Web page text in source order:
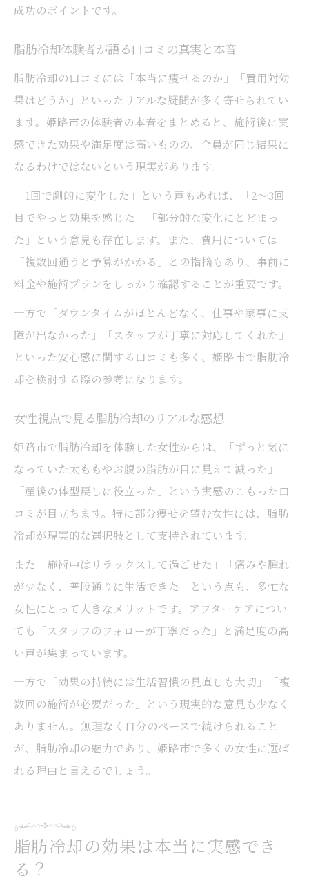
成功のポイントです。
脂肪冷却体験者が語る口コミの真実と本音
脂肪冷却の口コミには「本当に痩せるのか」「費用対効
果はどうか」といったリアルな疑問が多く寄せられてい
ます。姫路市の体験者の本音をまとめると、施術後に実
感できた効果や満足度は高いものの、全員が同じ結果に
なるわけではないという現実があります。
「1回で劇的に変化した」という声もあれば、「2～3回
目でやっと効果を感じた」「部分的な変化にとどまっ
た」という意見も存在します。また、費用については
「複数回通うと予算がかかる」との指摘もあり、事前に
料金や施術プランをしっかり確認することが重要です。
一方で「ダウンタイムがほとんどなく、仕事や家事に支
障が出なかった」「スタッフが丁寧に対応してくれた」
といった安心感に関する口コミも多く、姫路市で脂肪冷
却を検討する際の参考になります。
女性視点で見る脂肪冷却のリアルな感想
姫路市で脂肪冷却を体験した女性からは、「ずっと気に
なっていた太ももやお腹の脂肪が目に見えて減った」
「産後の体型戻しに役立った」という実感のこもった口
コミが目立ちます。特に部分痩せを望む女性には、脂肪
冷却が現実的な選択肢として支持されています。
また「施術中はリラックスして過ごせた」「痛みや腫れ
が少なく、普段通りに生活できた」という点も、多忙な
女性にとって大きなメリットです。アフターケアについ
ても「スタッフのフォローが丁寧だった」と満足度の高
い声が集まっています。
一方で「効果の持続には生活習慣の見直しも大切」「複
数回の施術が必要だった」という現実的な意見も少なく
ありません。無理なく自分のペースで続けられること
が、脂肪冷却の魅力であり、姫路市で多くの女性に選ば
れる理由と言えるでしょう。
脂肪冷却の効果は本当に実感でき
る？